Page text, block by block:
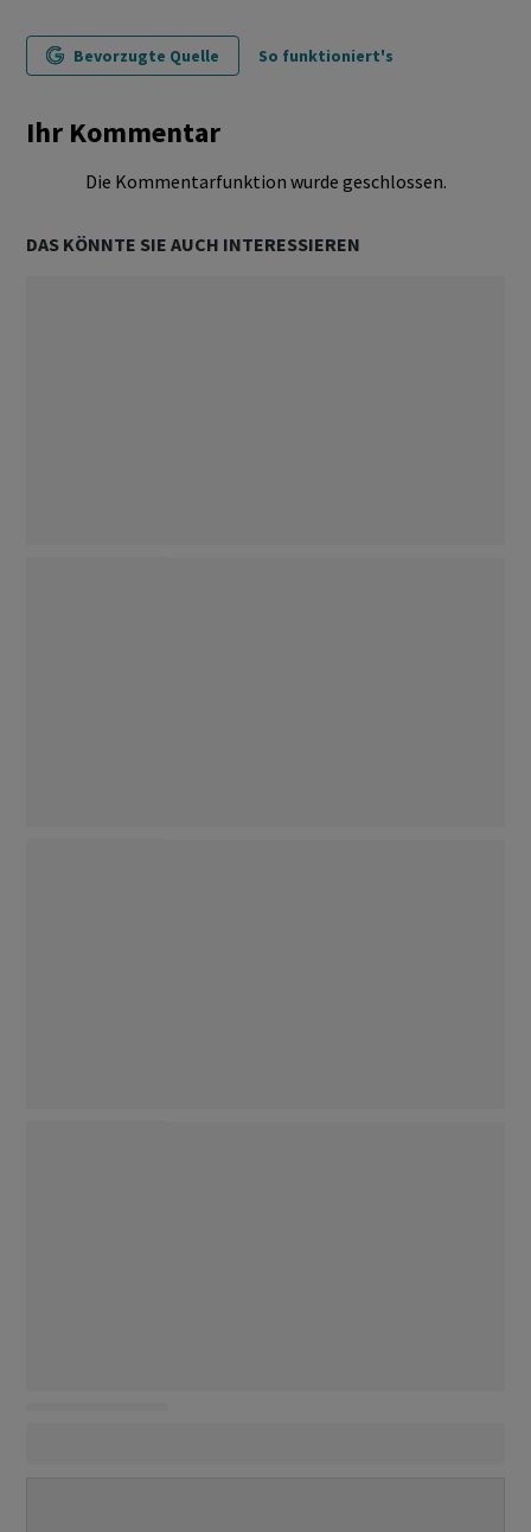
Bevorzugte Quelle So funktioniert's
Ihr Kommentar
Die Kommentarfunktion wurde geschlossen.
DAS KÖNNTE SIE AUCH INTERESSIEREN